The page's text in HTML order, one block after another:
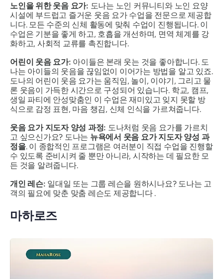
노인을 위한 웃음 요가: 도나는 노인 커뮤니티와 노인 요양
시설에 부드럽고 즐거운 웃음 요가 수업을 전문으로 제공합
니다. 모든 수준의 신체 활동에 맞춰 수업이 진행됩니다. 이
수업은 기분을 좋게 하고, 호흡을 개선하며, 면역 체계를 강
화하고, 사회적 교류를 촉진합니다.
어린이 웃음 요가: 아이들은 본래 웃는 것을 좋아합니다. 도
나는 아이들의 웃음을 끊임없이 이어가는 방법을 알고 있죠.
도나의 어린이 웃음 요가는 움직임, 놀이, 이야기, 그리고 물
론 웃음이 가득한 시간으로 구성되어 있습니다. 학교, 캠프,
생일 파티에 안성맞춤인 이 수업은 재미있고 잊지 못할 방
식으로 감정 표현, 마음 챙김, 신체 인식을 가르쳐줍니다.
웃음 요가 지도자 양성 과정: 도나처럼 웃음 요가를 가르치
고 싶으신가요? 도나는 뉴욕에서 웃음 요가 지도자 양성 과
정을. 이 종합적인 프로그램은 여러분이 직접 수업을 진행할
수 있도록 준비시켜 줄 뿐만 아니라, 시작하는 데 필요한 모
든 것을 알려줍니다.
개인 레슨: 일대일 또는 그룹 레슨을 원하시나요? 도나는 고
객의 필요에 맞춘 맞춤 레슨도 제공합니다 .
마하로즈